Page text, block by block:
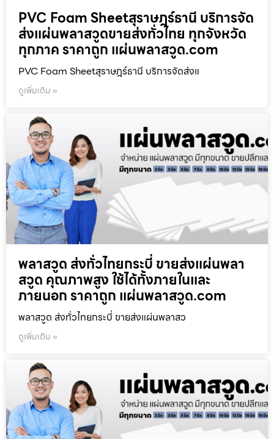
PVC Foam Sheetสุราษฎร์ธานี บริการจัด
ส่งแผ่นพลาสวูดขายส่งทั่วไทย ทุกจังหวัด
ทุกภาค ราคาถูก แผ่นพลาสวูด.com
PVC Foam Sheetสุราษฎร์ธานี บริการจัดส่งแ
ดูเพิ่มเติม »
พลาสวูด ส่งทั่วไทยกระบี่ ขายส่งแผ่นพลา
สวูด คุณภาพสูง ใช้ได้ทั้งภายในและ
ภายนอก ราคาถูก แผ่นพลาสวูด.com
พลาสวูด ส่งทั่วไทยกระบี่ ขายส่งแผ่นพลาสว
ดูเพิ่มเติม »